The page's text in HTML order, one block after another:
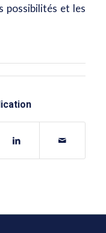
possibilités et les